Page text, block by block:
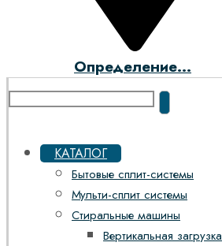
Определение...
КАТАЛОГ
Бытовые сплит-системы
Мульти-сплит системы
Стиральные машины
Вертикальная загрузка